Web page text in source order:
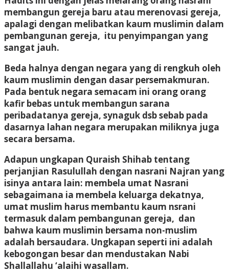
membangun gereja baru atau merenovasi gereja,
apalagi dengan melibatkan kaum muslimin dalam
pembangunan gereja, itu penyimpangan yang
sangat jauh.
Beda halnya dengan negara yang di rengkuh oleh
kaum muslimin dengan dasar persemakmuran.
Pada bentuk negara semacam ini orang orang
kafir bebas untuk membangun sarana
peribadatanya gereja, synaguk dsb sebab pada
dasarnya lahan negara merupakan miliknya juga
secara bersama.
Adapun ungkapan Quraish Shihab tentang
perjanjian Rasulullah dengan nasrani Najran yang
isinya antara lain: membela umat Nasrani
sebagaimana ia membela keluarga dekatnya,
umat muslim harus membantu kaum nsrani
termasuk dalam pembangunan gereja, dan
bahwa kaum muslimin bersama non-muslim
adalah bersaudara. Ungkapan seperti ini adalah
kebogongan besar dan mendustakan Nabi
Shallallahu ‘alaihi wasallam.